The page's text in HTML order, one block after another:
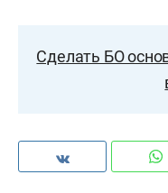
Сделать БО